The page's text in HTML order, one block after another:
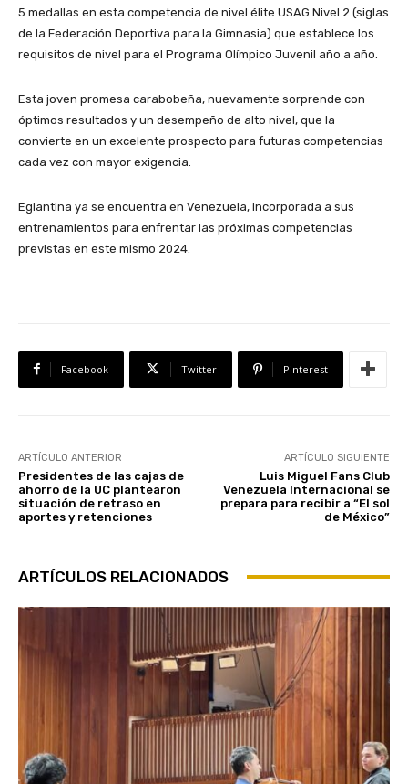
5 medallas en esta competencia de nivel élite USAG Nivel 2 (siglas
de la Federación Deportiva para la Gimnasia) que establece los
requisitos de nivel para el Programa Olímpico Juvenil año a año.
Esta joven promesa carabobeña, nuevamente sorprende con
óptimos resultados y un desempeño de alto nivel, que la
convierte en un excelente prospecto para futuras competencias
cada vez con mayor exigencia.
Eglantina ya se encuentra en Venezuela, incorporada a sus
entrenamientos para enfrentar las próximas competencias
previstas en este mismo 2024.
Facebook Twitter Pinterest
ARTÍCULO ANTERIOR
Presidentes de las cajas de
ahorro de la UC plantearon
situación de retraso en
aportes y retenciones
ARTÍCULO SIGUIENTE
Luis Miguel Fans Club
Venezuela Internacional se
prepara para recibir a “El sol
de México”
ARTÍCULOS RELACIONADOS